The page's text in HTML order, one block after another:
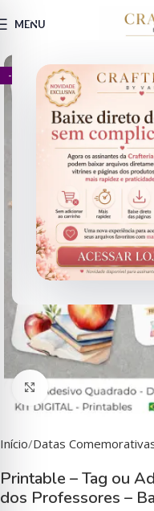
MENU
- 67%
Clique para ampliar
Início Datas
Printable – Tag ou
dos Professores –